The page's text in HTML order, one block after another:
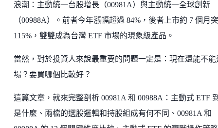
浪潮：主動統一台股增長（00981A）與主動統一全球創新
（00988A）。前者今年漲幅超過 84%，後者上市約 7 個月
115%，雙雙成為台灣 ETF 市場的現象級產品。
當然，對於投資人來說最重要的問題一定是：現在還能不能
場？要買哪個比較好？
這篇文章，就來完整剖析 00981A 和 00988A：主動式 ETF
是什麼、兩檔的選股邏輯和持股組成有何不同、00981A 和